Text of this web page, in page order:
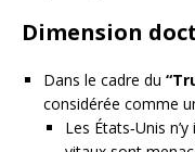
Dimension
Dans le cadre du
considérée comme
Les États‑Unis